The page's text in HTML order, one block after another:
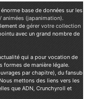
base de données sur les
animées (japanimation).
de gérer votre collection
avec un grand nombre de
qui a pour vocation de
formes de manière légale.
par chapitre), du fansub
mettons des liens vers les
que ADN, Crunchyroll et